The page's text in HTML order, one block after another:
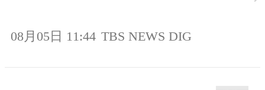
08月05日 11:44 TBS NEWS DIG